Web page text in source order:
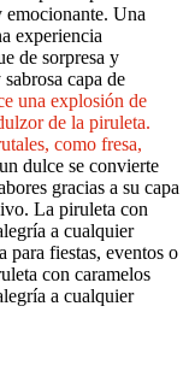
emocionante. Una
experiencia
de sorpresa y
capa de
una explosión de
de la piruleta.
como fresa,
dulce se convierte
gracias a su capa
La piruleta con
a cualquier
para fiestas, eventos o
con caramelos
a cualquier